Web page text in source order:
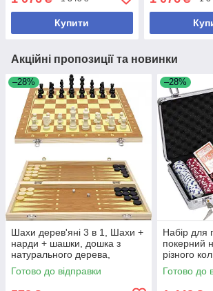
37см. Полотно до 48см.
Купити
Полотно до
Акційні пропозиції та новинки
–28%
Шахи дерев'яні 3 в 1, Шахи +
нарди + шашки, дошка з
натурального дерева,
фігурки пластик 40см
Готово до відправки
–28%
Набір для
покерний
різного
карт,
Готово до